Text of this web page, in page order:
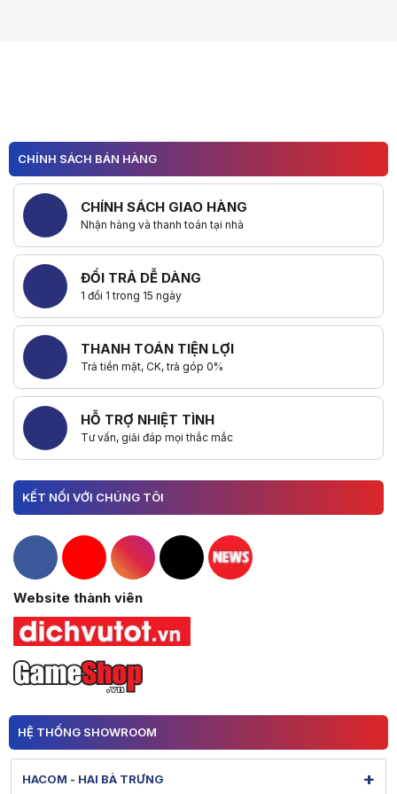
CHÍNH SÁCH BÁN HÀNG
CHÍNH SÁCH GIAO HÀNG
Nhận hàng và thanh toán tại nhà
ĐỔI TRẢ DỄ DÀNG
1 đổi 1 trong 15 ngày
THANH TOÁN TIỆN LỢI
Trả tiền mặt, CK, trả góp 0%
HỖ TRỢ NHIỆT TÌNH
Tư vấn, giải đáp mọi thắc mắc
KẾT NỐI VỚI CHÚNG TÔI
Hacom Facebook
Hacom YouTube
Hacom Instagram
Hacom TikTok
Website thành viên
HỆ THỐNG SHOWROOM
HACOM - HAI BÀ TRƯNG +